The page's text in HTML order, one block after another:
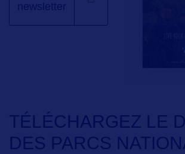
newsletter
TÉLÉCHARGEZ LE
DES PARCS